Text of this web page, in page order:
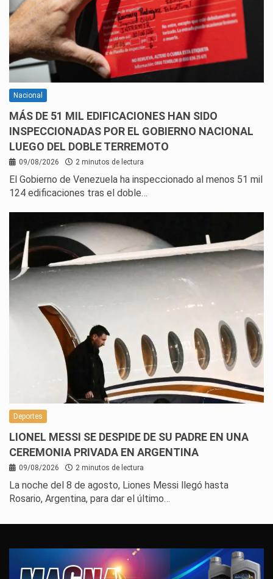
Nacional
MÁS DE 51 MIL EDIFICACIONES HAN SIDO
INSPECCIONADAS POR EL GOBIERNO NACIONAL
LUEGO DEL DOBLE TERREMOTO
09/08/2026 2 minutos de lectura
El Gobierno de Venezuela ha inspeccionado al menos 51 mil
124 edificaciones tras el doble…
Deportes
LIONEL MESSI SE DESPIDE DE SU PADRE EN UNA
CEREMONIA PRIVADA EN ARGENTINA
09/08/2026 2 minutos de lectura
La noche del 8 de agosto, Liones Messi llegó hasta
Rosario, Argentina, para dar el último…